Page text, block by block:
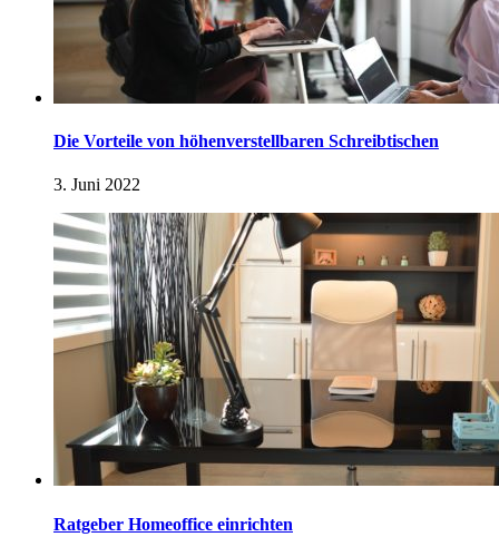
Die Vorteile von höhenverstellbaren Schreibtischen
3. Juni 2022
Ratgeber Homeoffice einrichten